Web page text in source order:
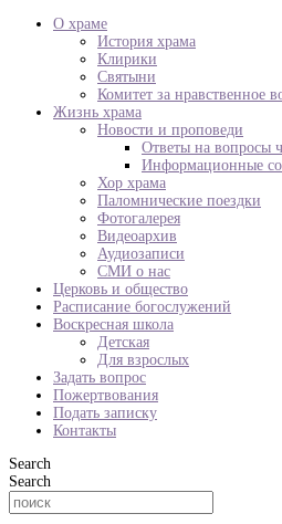
О храме
История храма
Клирики
Святыни
Комитет за нравственное
Жизнь храма
Новости и проповеди
Ответы на вопросы
Информационные
Хор храма
Паломнические поездки
Фотогалерея
Видеоархив
Аудиозаписи
СМИ о нас
Церковь и общество
Расписание богослужений
Воскресная школа
Детская
Для взрослых
Задать вопрос
Пожертвования
Подать записку
Контакты
Search
Search